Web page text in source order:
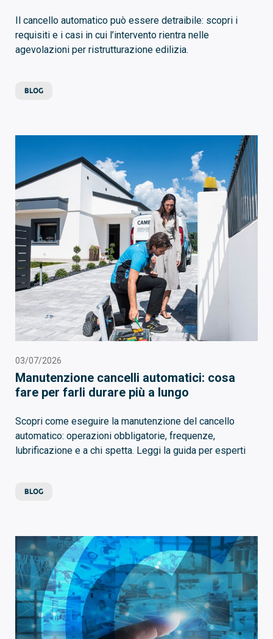
Il cancello automatico può essere detraibile: scopri i
requisiti e i casi in cui l’intervento rientra nelle
agevolazioni per ristrutturazione edilizia.
BLOG
03/07/2026
Manutenzione cancelli automatici: cosa
fare per farli durare più a lungo
Scopri come eseguire la manutenzione del cancello
automatico: operazioni obbligatorie, frequenze,
lubrificazione e a chi spetta. Leggi la guida per esperti
BLOG